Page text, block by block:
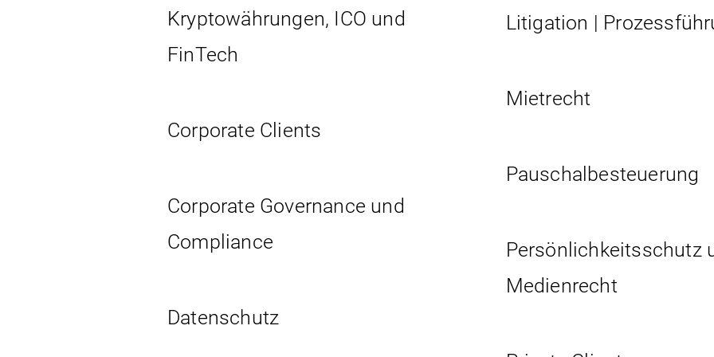
Kryptowährungen, ICO und
FinTech
Corporate Clients
Corporate Governance und
Compliance
Datenschutz
Litigation |
Mietrecht
Pauschalbesteuerung
Persönlichkeits­schutz
Medienrecht